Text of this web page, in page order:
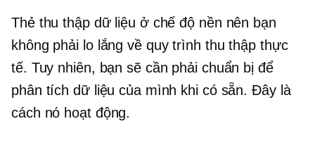
Thẻ thu thập dữ liệu ở chế độ nền nên bạn
không phải lo lắng về quy trình thu thập thực
tế. Tuy nhiên, bạn sẽ cần phải chuẩn bị để
phân tích dữ liệu của mình khi có sẵn. Đây là
cách nó hoạt động.